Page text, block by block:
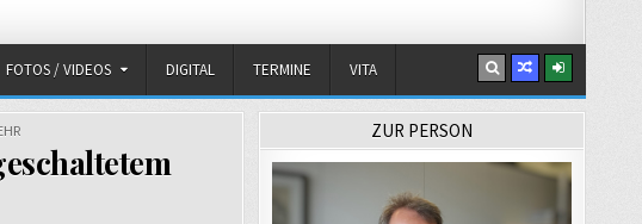
FOTOS / VIDEOS DIGITAL TERMINE VITA
ZUR PERSON